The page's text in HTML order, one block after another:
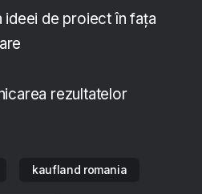
ideei de proiect în fața
rezultatelor
kaufland romania